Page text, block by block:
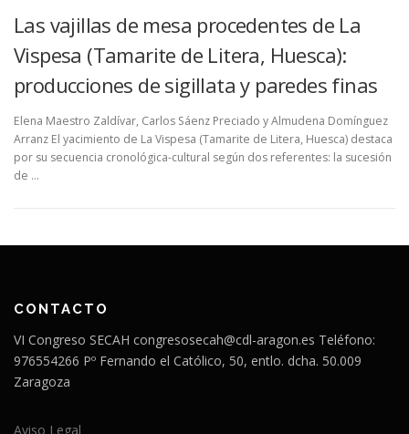
Las vajillas de mesa procedentes de La
Vispesa (Tamarite de Litera, Huesca):
producciones de sigillata y paredes finas
Elena Maestro Zaldívar, Carlos Sáenz Preciado y Almudena Domínguez
Arranz El yacimiento de La Vispesa (Tamarite de Litera, Huesca) destaca
por su secuencia cronológica-cultural según dos referentes: la sucesión
de …
CONTACTO
VI Congreso SECAH congresosecah@cdl-aragon.es Teléfono:
976554266 Pº Fernando el Católico, 50, entlo. dcha. 50.009
Zaragoza
Aviso Legal